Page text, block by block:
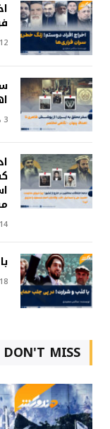
12 جولای 2024
3 می 2025
14 می 2025
18 جولای 2024
DON'T MISS